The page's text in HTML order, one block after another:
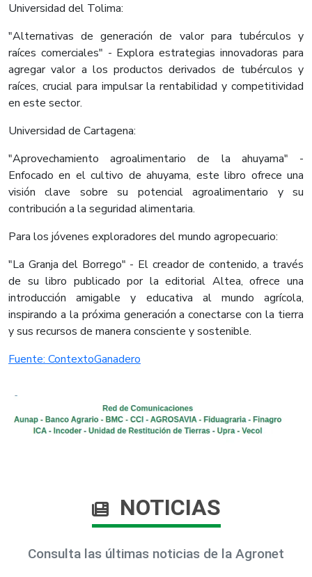
Universidad del Tolima:
"Alternativas de generación de valor para tubérculos y
raíces comerciales" - Explora estrategias innovadoras para
agregar valor a los productos derivados de tubérculos y
raíces, crucial para impulsar la rentabilidad y competitividad
en este sector.
Universidad de Cartagena:
"Aprovechamiento agroalimentario de la ahuyama" -
Enfocado en el cultivo de ahuyama, este libro ofrece una
visión clave sobre su potencial agroalimentario y su
contribución a la seguridad alimentaria.
Para los jóvenes exploradores del mundo agropecuario:
"La Granja del Borrego" - El creador de contenido, a través
de su libro publicado por la editorial Altea, ofrece una
introducción amigable y educativa al mundo agrícola,
inspirando a la próxima generación a conectarse con la tierra
y sus recursos de manera consciente y sostenible.​
Fuente: ContextoGanadero​
NOTICIAS
Consulta las últimas noticias de la Agronet